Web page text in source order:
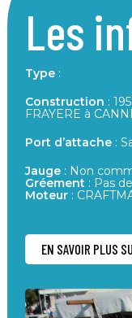
Les
Type :
Construction :
FRAYERE à
Port d’attache :
Jauge : Non
Gréement : Pas
Moteur :
EN SAVOIR PLUS